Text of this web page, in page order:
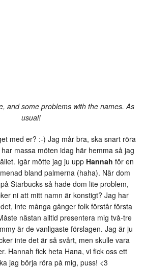
and some problems with the names. As
usual!
med er? :-) Jag mår bra, ska snart röra
massa möten idag här hemma så jag
Igår mötte jag ju upp Hannah för en
bland palmerna (haha). När dom
Starbucks så hade dom lite problem,
ni att mitt namn är konstigt? Jag har
inte många gånger folk förstår första
nästan alltid presentera mig två-tre
är de vanligaste förslagen. Jag är ju
inte det är så svårt, men skulle vara
Hannah fick heta Hana, vi fick oss ett
jag börja röra på mig, puss! <3